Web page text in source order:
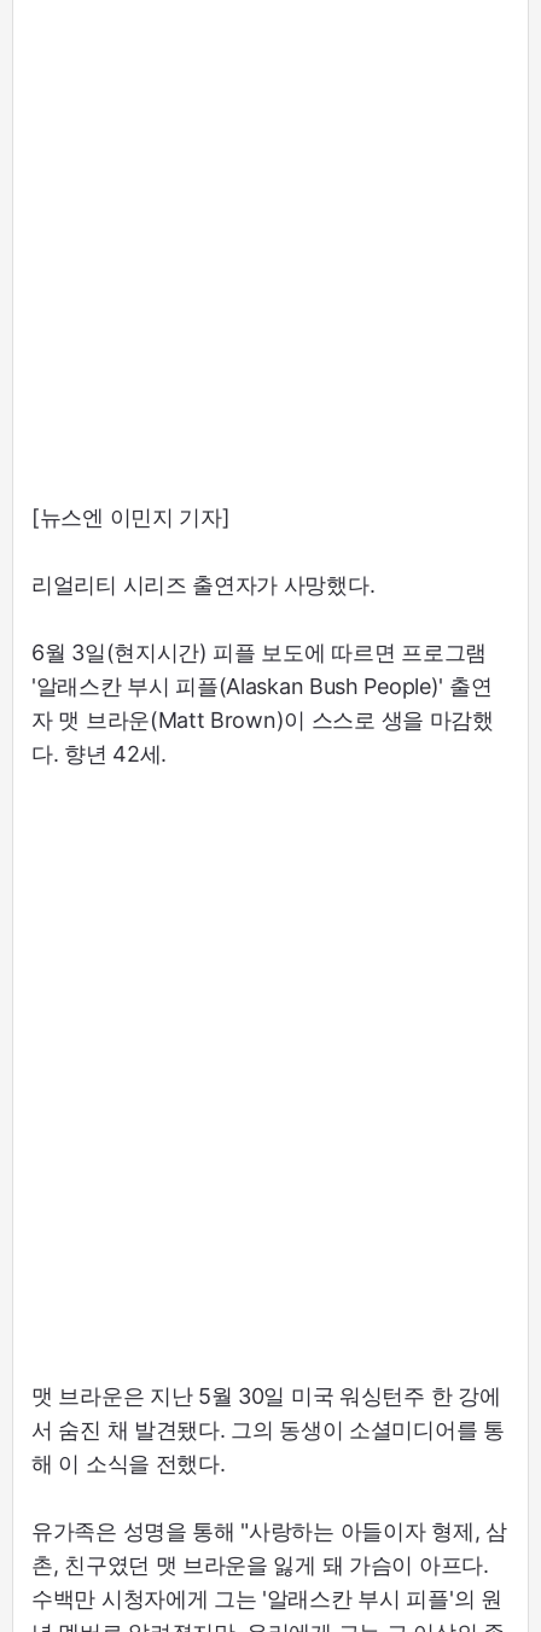
[뉴스엔 이민지 기자]
리얼리티 시리즈 출연자가 사망했다.
6월 3일(현지시간) 피플 보도에 따르면 프로그램
'알래스칸 부시 피플(Alaskan Bush People)' 출연
자 맷 브라운(Matt Brown)이 스스로 생을 마감했
다. 향년 42세.
맷 브라운은 지난 5월 30일 미국 워싱턴주 한 강에
서 숨진 채 발견됐다. 그의 동생이 소셜미디어를 통
해 이 소식을 전했다.
유가족은 성명을 통해 "사랑하는 아들이자 형제, 삼
촌, 친구였던 맷 브라운을 잃게 돼 가슴이 아프다.
수백만 시청자에게 그는 '알래스칸 부시 피플'의 원